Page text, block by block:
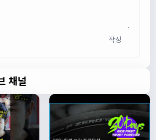
는 이벤트에 활용될수 있다는 항목을 추가
작성
채널